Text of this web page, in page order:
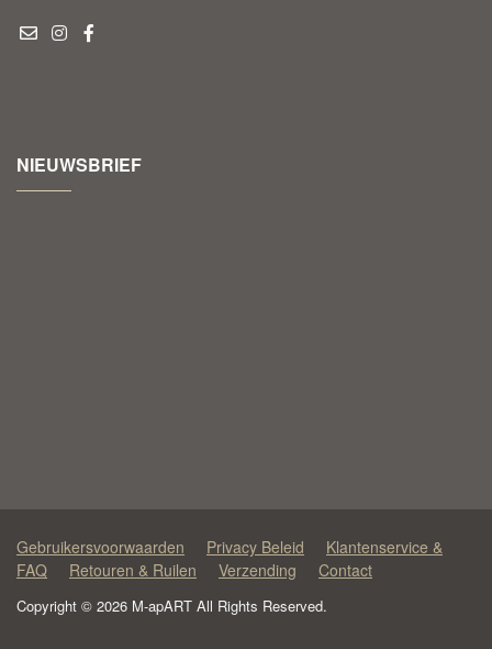
NIEUWSBRIEF
Gebruikersvoorwaarden Privacy Beleid
Klantenservice &
FAQ
Retouren & Ruilen Verzending Contact
Copyright © 2026 M-apART All Rights Reserved.